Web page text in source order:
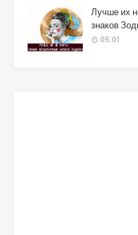
Лучше их
знаков
05:01